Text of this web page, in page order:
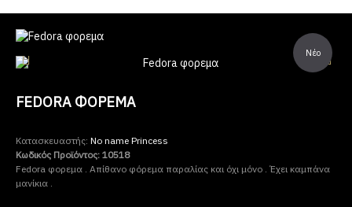
Νέο
FEDORA ΦΟΡΕΜΑ
Κατασκευαστής: No name Princess
Κωδικός Προϊόντος: 10518
Fedora φορεμα . Απίθανο φόρεμα παραλίας και όχι μόνο . Έχει καμπάνα
μανίκια .